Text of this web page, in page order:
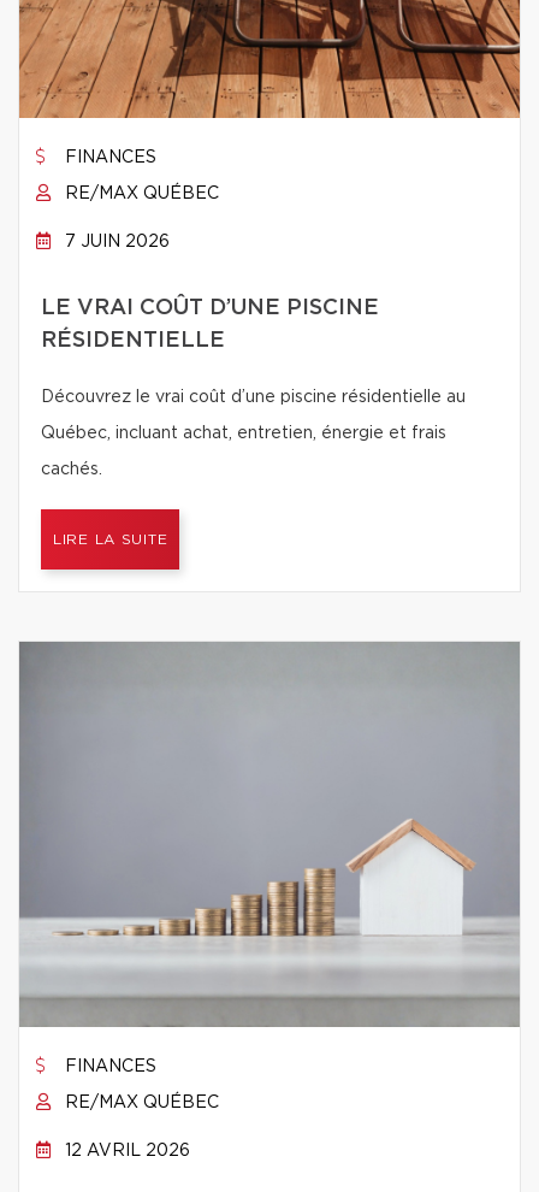
FINANCES
RE/MAX QUÉBEC
7 JUIN 2026
LE VRAI COÛT D’UNE PISCINE
RÉSIDENTIELLE
Découvrez le vrai coût d’une piscine résidentielle au
Québec, incluant achat, entretien, énergie et frais
cachés.
LIRE LA SUITE
FINANCES
RE/MAX QUÉBEC
12 AVRIL 2026